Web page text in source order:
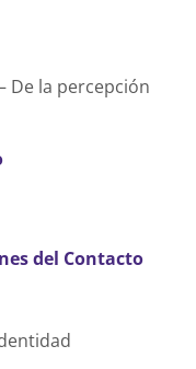
De la percepción
del Contacto